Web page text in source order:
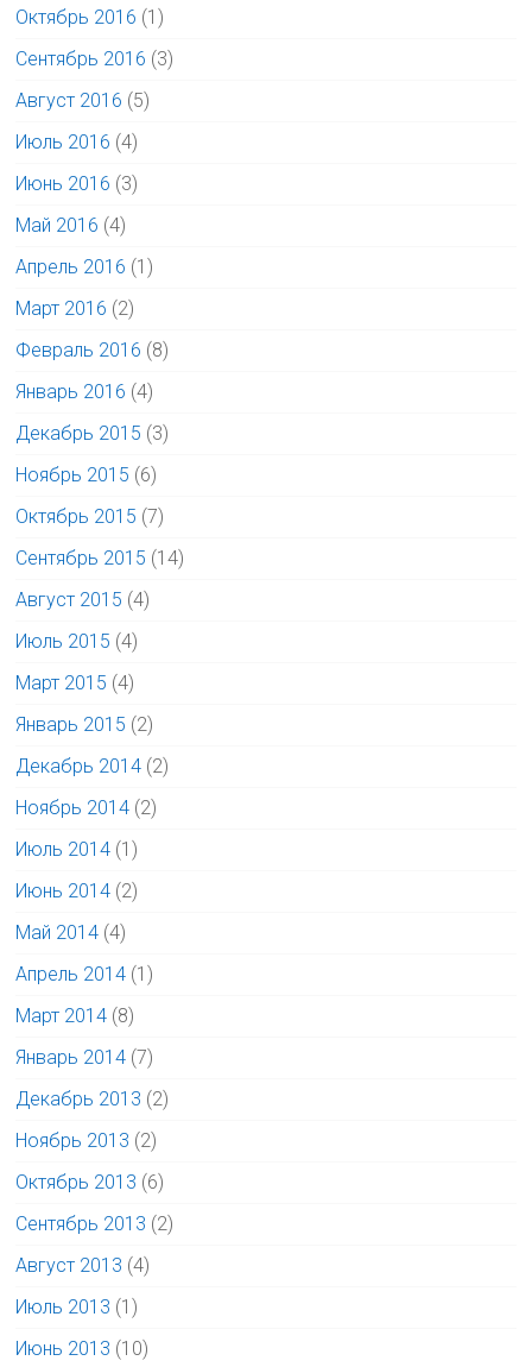
Октябрь 2016 (1)
Сентябрь 2016 (3)
Август 2016 (5)
Июль 2016 (4)
Июнь 2016 (3)
Май 2016 (4)
Апрель 2016 (1)
Март 2016 (2)
Февраль 2016 (8)
Январь 2016 (4)
Декабрь 2015 (3)
Ноябрь 2015 (6)
Октябрь 2015 (7)
Сентябрь 2015 (14)
Август 2015 (4)
Июль 2015 (4)
Март 2015 (4)
Январь 2015 (2)
Декабрь 2014 (2)
Ноябрь 2014 (2)
Июль 2014 (1)
Июнь 2014 (2)
Май 2014 (4)
Апрель 2014 (1)
Март 2014 (8)
Январь 2014 (7)
Декабрь 2013 (2)
Ноябрь 2013 (2)
Октябрь 2013 (6)
Сентябрь 2013 (2)
Август 2013 (4)
Июль 2013 (1)
Июнь 2013 (10)